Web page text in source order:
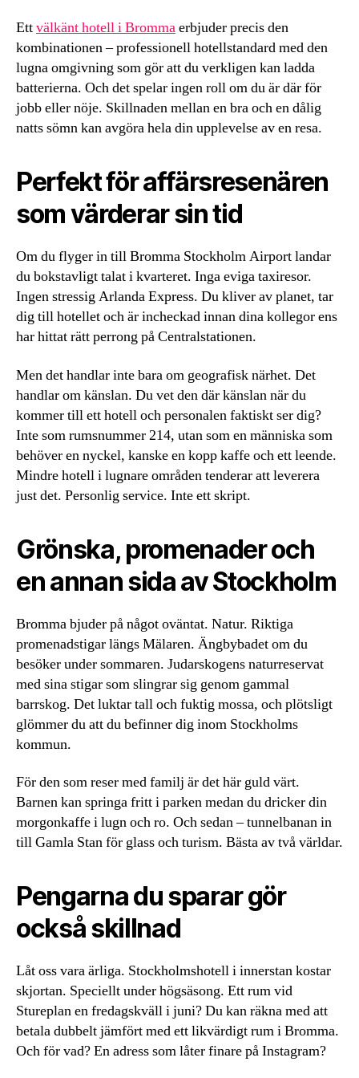
Ettvälkänt hotell i Brommaerbjuder precis den
kombinationen – professionell hotellstandard med den
lugna omgivning som gör att du verkligen kan ladda
batterierna. Och det spelar ingen roll om du är där för
jobb eller nöje. Skillnaden mellan en bra och en dålig
natts sömn kan avgöra hela din upplevelse av en resa.
Perfekt för affärsresenären
som värderar sin tid
Om du flyger in till Bromma Stockholm Airport landar
du bokstavligt talat i kvarteret. Inga eviga taxiresor.
Ingen stressig Arlanda Express. Du kliver av planet, tar
dig till hotellet och är incheckad innan dina kollegor ens
har hittat rätt perrong på Centralstationen.
Men det handlar inte bara om geografisk närhet. Det
handlar om känslan. Du vet den där känslan när du
kommer till ett hotell och personalen faktiskt ser dig?
Inte som rumsnummer 214, utan som en människa som
behöver en nyckel, kanske en kopp kaffe och ett leende.
Mindre hotell i lugnare områden tenderar att leverera
just det. Personlig service. Inte ett skript.
Grönska, promenader och
en annan sida av Stockholm
Bromma bjuder på något oväntat. Natur. Riktiga
promenadstigar längs Mälaren. Ängbybadet om du
besöker under sommaren. Judarskogens naturreservat
med sina stigar som slingrar sig genom gammal
barrskog. Det luktar tall och fuktig mossa, och plötsligt
glömmer du att du befinner dig inom Stockholms
kommun.
För den som reser med familj är det här guld värt.
Barnen kan springa fritt i parken medan du dricker din
morgonkaffe i lugn och ro. Och sedan – tunnelbanan in
till Gamla Stan för glass och turism. Bästa av två världar.
Pengarna du sparar gör
också skillnad
Låt oss vara ärliga. Stockholmshotell i innerstan kostar
skjortan. Speciellt under högsäsong. Ett rum vid
Stureplan en fredagskväll i juni? Du kan räkna med att
betala dubbelt jämfört med ett likvärdigt rum i Bromma.
Och för vad? En adress som låter finare på Instagram?